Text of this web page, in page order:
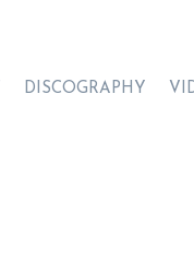
DISCOGRAPHY